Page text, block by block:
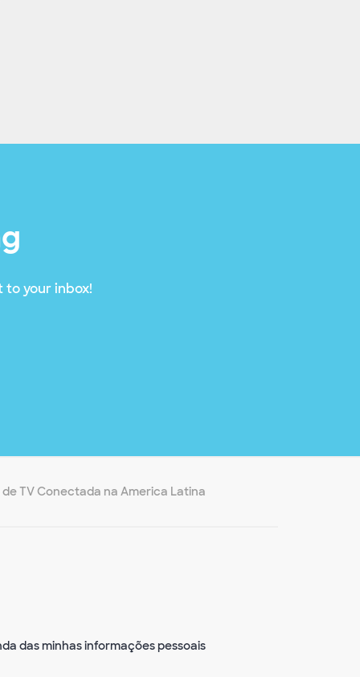
to your inbox!
TV Conectada na America Latina
das minhas informações pessoais